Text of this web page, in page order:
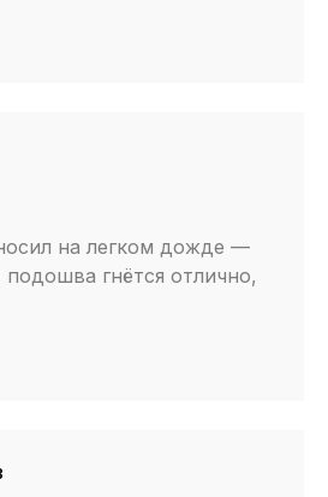
на легком дожде —
подошва гнётся отлично,